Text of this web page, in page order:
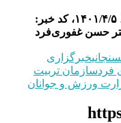
منبع: ایسنا {خبرگزاری دانشجویان ایران}، ۱۴۰۱/۴/۵، کد خبر:
خبرگزاری
فردسازمان تربیت
ورزش و جوانان